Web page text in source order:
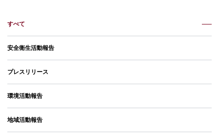
すべて
安全衛生活動報告
プレスリリース
環境活動報告
地域活動報告